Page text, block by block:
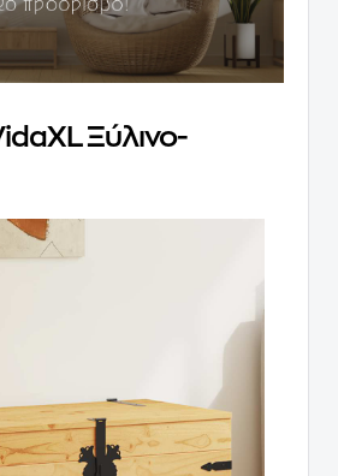
Ξύλινο-